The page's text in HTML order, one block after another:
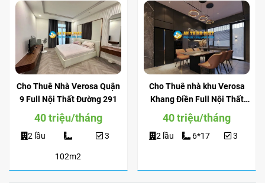
Cho Thuê Nhà Verosa Quận
9 Full Nội Thất Đường 291
40 triệu/tháng
2 lầu
102m2
3
Cho Thuê nhà khu Verosa
Khang Điền Full Nội Thất
View Công Viên
40 triệu/tháng
2 lầu 6*17 3